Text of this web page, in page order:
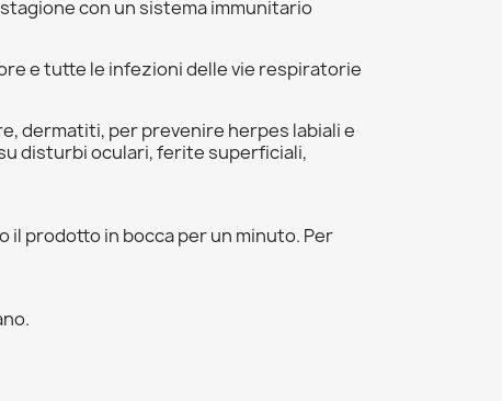
con un sistema immunitario
e tutte le infezioni delle vie respiratorie
dermatiti, per prevenire herpes labiali e
disturbi oculari, ferite superficiali,
il prodotto in bocca per un minuto. Per